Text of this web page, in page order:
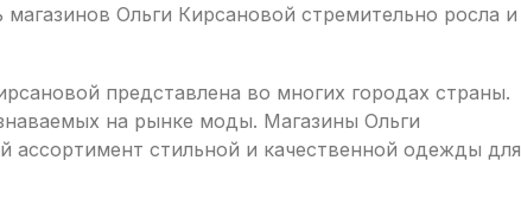
Ольги Кирсановой стремительно росла и
представлена во многих городах страны.
на рынке моды. Магазины Ольги
ассортимент стильной и качественной одежды для